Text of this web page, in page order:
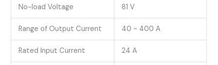
No-load Voltage 81 V
Range of Output Current 40 ~ 400 A
Rated Input Current 24 A